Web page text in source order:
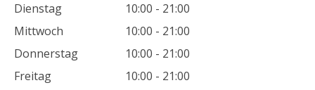
Dienstag
10:00 - 21:00
Mittwoch
10:00 - 21:00
Donnerstag
10:00 - 21:00
Freitag
10:00 - 21:00